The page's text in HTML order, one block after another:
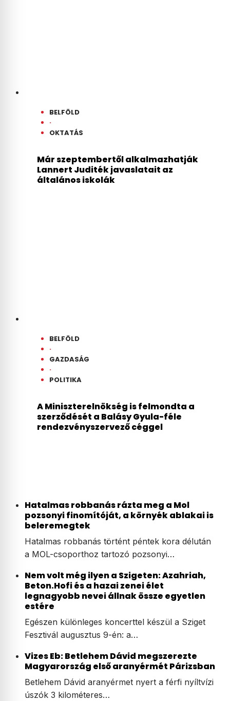
BELFÖLD
·
OKTATÁS
Már szeptembertől alkalmazhatják
Lannert Juditék javaslatait az
általános iskolák
BELFÖLD
·
GAZDASÁG
·
POLITIKA
A Miniszterelnökség is felmondta a
szerződését a Balásy Gyula-féle
rendezvényszervező céggel
Hatalmas robbanás rázta meg a Mol
pozsonyi finomítóját, a környék ablakai is
beleremegtek
Hatalmas robbanás történt péntek kora délután
a MOL-csoporthoz tartozó pozsonyi…
Nem volt még ilyen a Szigeten: Azahriah,
Beton.Hofi és a hazai zenei élet
legnagyobb nevei állnak össze egyetlen
estére
Egészen különleges koncerttel készül a Sziget
Fesztivál augusztus 9-én: a…
Vizes Eb: Betlehem Dávid megszerezte
Magyarország első aranyérmét Párizsban
Betlehem Dávid aranyérmet nyert a férfi nyíltvízi
úszók 3 kilométeres…